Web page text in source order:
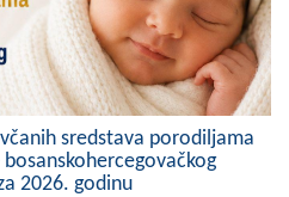
sredstava porodiljama
2026. godinu